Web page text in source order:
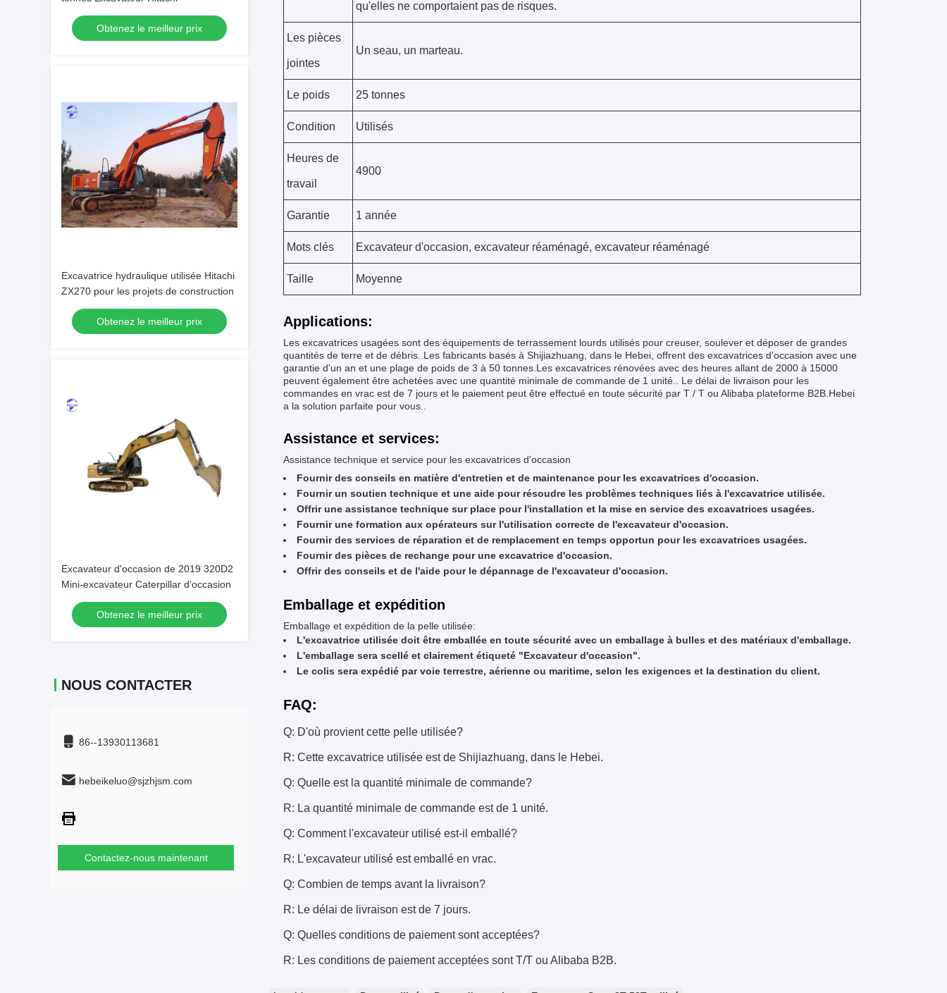
Obtenez le meilleur prix
Excavatrice hydraulique utilisée Hitachi
ZX270 pour les projets de construction
Obtenez le meilleur prix
Excavateur d'occasion de 2019 320D2
Mini-excavateur Caterpillar d'occasion
Obtenez le meilleur prix
NOUS CONTACTER
86--13930113681
hebeikeluo@sjzhjsm.com
Contactez-nous maintenant
qu'elles ne comportaient pas de risques.
Les pièces
jointes
Un seau, un marteau.
Le poids 25 tonnes
Condition Utilisés
Heures de
travail
4900
Garantie 1 année
Mots clés Excavateur d'occasion, excavateur réaménagé, excavateur réaménagé
Taille Moyenne
Applications:
Les excavatrices usagées sont des équipements de terrassement lourds utilisés pour creuser, soulever et déposer de grandes
quantités de terre et de débris..Les fabricants basés à Shijiazhuang, dans le Hebei, offrent des excavatrices d'occasion avec une
garantie d'un an et une plage de poids de 3 à 50 tonnes.Les excavatrices rénovées avec des heures allant de 2000 à 15000
peuvent également être achetées avec une quantité minimale de commande de 1 unité.. Le délai de livraison pour les
commandes en vrac est de 7 jours et le paiement peut être effectué en toute sécurité par T / T ou Alibaba plateforme B2B.Hebei
a la solution parfaite pour vous..
Assistance et services:
Assistance technique et service pour les excavatrices d'occasion
Fournir des conseils en matière d'entretien et de maintenance pour les excavatrices d'occasion.
Fournir un soutien technique et une aide pour résoudre les problèmes techniques liés à l'excavatrice utilisée.
Offrir une assistance technique sur place pour l'installation et la mise en service des excavatrices usagées.
Fournir une formation aux opérateurs sur l'utilisation correcte de l'excavateur d'occasion.
Fournir des services de réparation et de remplacement en temps opportun pour les excavatrices usagées.
Fournir des pièces de rechange pour une excavatrice d'occasion.
Offrir des conseils et de l'aide pour le dépannage de l'excavateur d'occasion.
Emballage et expédition
Emballage et expédition de la pelle utilisée:
L'excavatrice utilisée doit être emballée en toute sécurité avec un emballage à bulles et des matériaux d'emballage.
L'emballage sera scellé et clairement étiqueté "Excavateur d'occasion".
Le colis sera expédié par voie terrestre, aérienne ou maritime, selon les exigences et la destination du client.
FAQ:
Q: D'où provient cette pelle utilisée?
R: Cette excavatrice utilisée est de Shijiazhuang, dans le Hebei.
Q: Quelle est la quantité minimale de commande?
R: La quantité minimale de commande est de 1 unité.
Q: Comment l'excavateur utilisé est-il emballé?
R: L'excavateur utilisé est emballé en vrac.
Q: Combien de temps avant la livraison?
R: Le délai de livraison est de 7 jours.
Q: Quelles conditions de paiement sont acceptées?
R: Les conditions de paiement acceptées sont T/T ou Alibaba B2B.